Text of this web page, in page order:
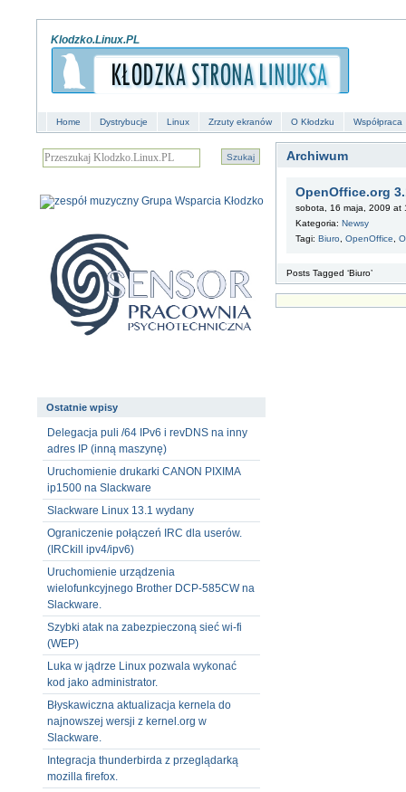
Klodzko.Linux.PL
Home Dystrybucje Linux Zrzuty ekranów O Kłodzku Współpraca
Archiwum
OpenOffice.org
sobota, 16 maja, 2009 at
Kategoria: Newsy
Tagi: Biuro OpenOffice
Posts Tagged ‘Biuro’
Ostatnie wpisy
Delegacja puli /64 IPv6 i revDNS na inny
adres IP (inną maszynę)
Uruchomienie drukarki CANON PIXIMA
ip1500 na Slackware
Slackware Linux 13.1 wydany
Ograniczenie połączeń IRC dla userów.
(IRCkill ipv4/ipv6)
Uruchomienie urządzenia
wielofunkcyjnego Brother DCP-585CW na
Slackware.
Szybki atak na zabezpieczoną sieć wi-fi
(WEP)
Luka w jądrze Linux pozwala wykonać
kod jako administrator.
Błyskawiczna aktualizacja kernela do
najnowszej wersji z kernel.org w
Slackware.
Integracja thunderbirda z przeglądarką
mozilla firefox.